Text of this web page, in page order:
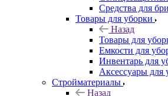
Средства для
Товары для уборки
Назад
Товары для
Емкости для
Инвентарь для
Аксессуары для
Стройматериалы
Назад